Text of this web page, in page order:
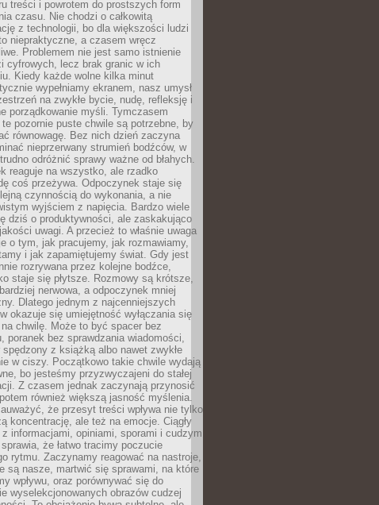
treści i powrotem do prostszych form
czasu. Nie chodzi o całkowitą
z technologii, bo dla większości ludzi
niepraktyczne, a czasem wręcz
Problemem nie jest samo istnienie
cyfrowych, lecz brak granic w ich
Kiedy każde wolne kilka minut
wypełniamy ekranem, nasz umysł
na zwykłe bycie, nudę, refleksję i
porządkowanie myśli. Tymczasem
te pozornie puste chwile są potrzebne, by
równowagę. Bez nich dzień zaczyna
nieprzerwany strumień bodźców, w
odróżnić sprawy ważne od błahych.
reaguje na wszystko, ale rzadko
coś przeżywa. Odpoczynek staje się
czynnością do wykonania, a nie
wyjściem z napięcia. Bardzo wiele
dziś o produktywności, ale zaskakująco
uwagi. A przecież to właśnie uwaga
o tym, jak pracujemy, jak rozmawiamy,
i jak zapamiętujemy świat. Gdy jest
rozrywana przez kolejne bodźce,
staje się płytsze. Rozmowy są krótsze,
nerwowa, a odpoczynek mniej
Dlatego jednym z najcenniejszych
okazuje się umiejętność wyłączania się
chwilę. Może to być spacer bez
poranek bez sprawdzania wiadomości,
spędzony z książką albo nawet zwykłe
w ciszy. Początkowo takie chwile wydają
bo jesteśmy przyzwyczajeni do stałej
Z czasem jednak zaczynają przynosić
również większą jasność myślenia.
że przesyt treści wpływa nie tylko
koncentrację, ale też na emocje. Ciągły
z informacjami, opiniami, sporami i cudzym
że łatwo tracimy poczucie
rytmu. Zaczynamy reagować na nastroje,
są nasze, martwić się sprawami, na które
wpływu, oraz porównywać się do
wyselekcjonowanych obrazów cudzej